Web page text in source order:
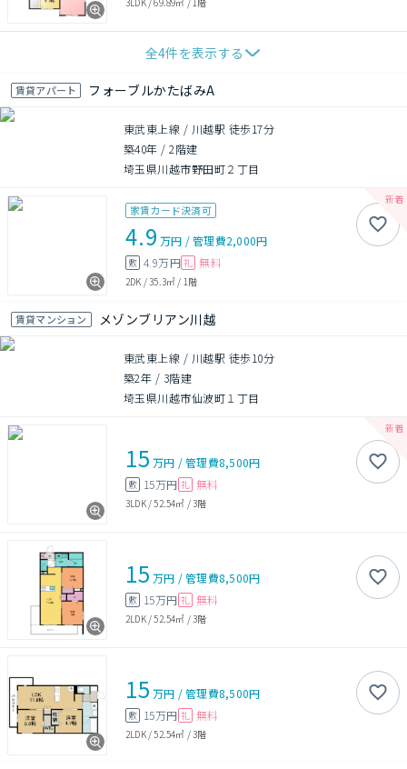
全4件を表示する
賃貸アパート フォーブルかたばみA
東武東上線 / 川越駅 徒歩17分
築40年 /2階建
埼玉県川越市野田町２丁目
家賃カード決済可
4.9 万円 /管理費2,000円
敷 4.9万円 礼 無料
2DK /35.3㎡ / 1階
賃貸マンション メゾンブリアン川越
東武東上線 / 川越駅 徒歩10分
築2年 / 3階建
埼玉県川越市仙波町１丁目
15 万円 /管理費8,500円
敷 15万円 礼 無料
3LDK/52.54㎡ /3階
15 万円 /管理費8,500円
敷 15万円 礼 無料
2LDK/52.54㎡ /3階
15 万円 /管理費8,500円
敷 15万円 礼 無料
2LDK/52.54㎡ /3階